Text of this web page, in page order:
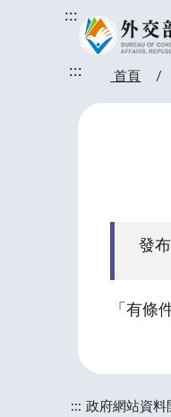
:::
::: 首頁
發
「有條
::: 政府網站資料